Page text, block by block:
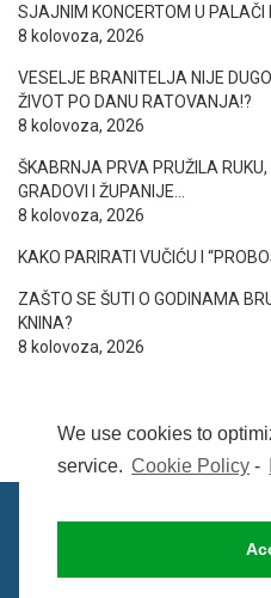
We use cookies to
service. Cookie Policy -
SJAJNIM KONCERTOM U PALAČI
8 kolovoza, 2026
VESELJE BRANITELJA NIJE
ŽIVOT PO DANU RATOVANJA!?
8 kolovoza, 2026
ŠKABRNJA PRVA PRUŽILA
GRADOVI I ŽUPANIJE…
8 kolovoza, 2026
KAKO PARIRATI VUČIĆU I
ZAŠTO SE ŠUTI O GODINAMA
KNINA?
8 kolovoza, 2026